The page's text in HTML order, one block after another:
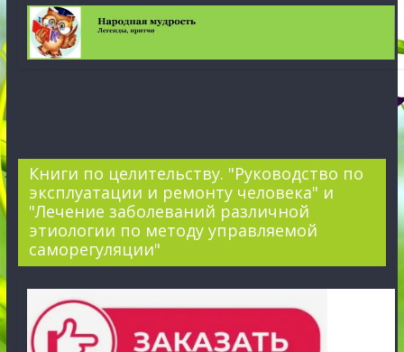
Книги по целительству. "Руководство по
эксплуатации и ремонту человека" и
"Лечение заболеваний различной
этиологии по методу управляемой
саморегуляции"